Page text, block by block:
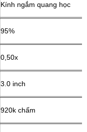
Kính ngắm quang học
95%
0,50x
3.0 inch
920k chấm